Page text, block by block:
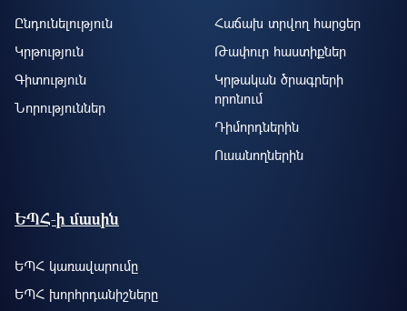
Ընդունելություն
Կրթություն
Գիտություն
Նորություններ
Հաճախ տրվող հարցեր
Թափուր հաստիքներ
Կրթական ծրագրերի
որոնում
Դիմորդներին
Ուսանողներին
ԵՊՀ-ի մասին
ԵՊՀ կառավարումը
ԵՊՀ խորհրդանիշները